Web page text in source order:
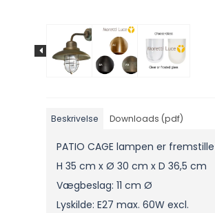
Beskrivelse Downloads (pdf)
PATIO CAGE lampen er
H 35 cm x Ø 30 cm x D 36,5 cm
Vægbeslag: 11 cm Ø
Lyskilde: E27 max. 60W excl.